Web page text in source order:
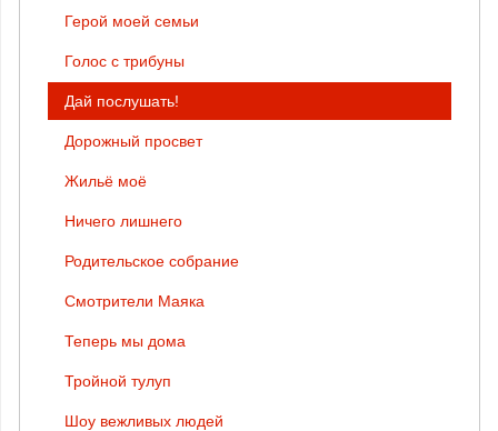
Герой моей семьи
Голос с трибуны
Дай послушать!
Дорожный просвет
Жильё моё
Ничего лишнего
Родительское собрание
Смотрители Маяка
Теперь мы дома
Тройной тулуп
Шоу вежливых людей